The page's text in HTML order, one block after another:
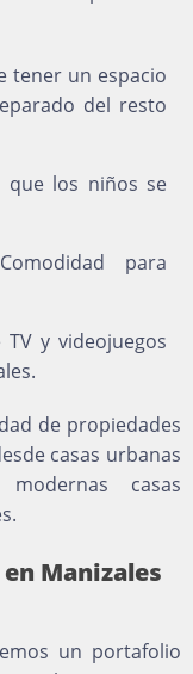
tener un espacio
del resto
los niños se
para
y videojuegos
de propiedades
casas urbanas
casas
Manizales
un portafolio